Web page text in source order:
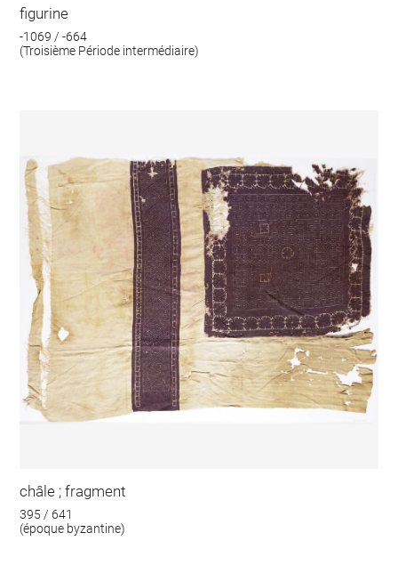
figurine
-1069 / -664
(Troisième Période intermédiaire)
châle ; fragment
395 / 641
(époque byzantine)